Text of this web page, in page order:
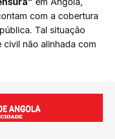
com a cobertura
Tal situação
não alinhada com